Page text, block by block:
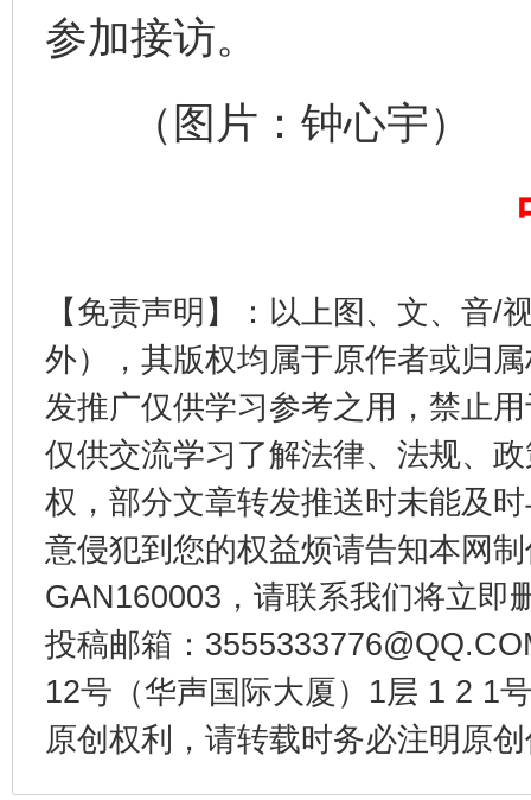
参加接访。
（图片：钟心宇）
【免责声明】：以上图、文、音/
外），其版权均属于原作者或归
发推广仅供学习参考之用，禁止
仅供交流学习了解法律、法规、
权，部分文章转发推送时未能及
意侵犯到您的权益烦请告知本网
GAN160003，请联系我们将立即
投稿邮箱：
12号（华声国际大厦）1层 1 2 1
原创权利，请转载时务必注明原
受贿1.44亿！段成刚被判无期 从幼
全民健身五年计划来了！等你上场